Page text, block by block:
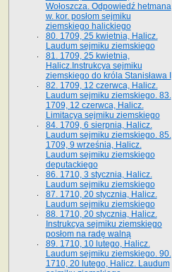
Wołoszcza. Odpowiedź hetmana
w. kor. posłom sejmiku
ziemskiego halickiego
80. 1709, 25 kwietnia, Halicz.
Laudum sejmiku ziemskiego
81. 1709, 25 kwietnia,
Halicz.Instrukcya sejmiku
ziemskiego do króla Stanisława I
82. 1709, 12 czerwca, Halicz.
Laudum sejmiku ziemskiego. 83.
1709, 12 czerwca, Halicz.
Limitacya sejmiku ziemskiego
84. 1709, 6 sierpnia, Halicz.
Laudum sejmiku ziemskiego. 85.
1709, 9 września, Halicz.
Laudum sejmiku ziemskiego
deputackiego
86. 1710, 3 stycznia, Halicz.
Laudum sejmiku ziemskiego
87. 1710, 20 stycznia, Halicz.
Laudum sejmiku ziemskiego
88. 1710, 20 stycznia, Halicz.
Instrukcya sejmiku ziemskiego
posłom na radę walną
89. 1710, 10 lutego, Halicz.
Laudum sejmiku ziemskiego. 90.
1710, 20 lutego, Halicz. Laudum